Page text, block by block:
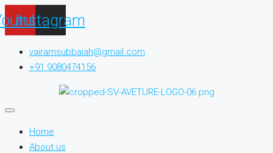
Instagram
vairamsubbaiah@gmail.com
+91 9080474156
Home
About us